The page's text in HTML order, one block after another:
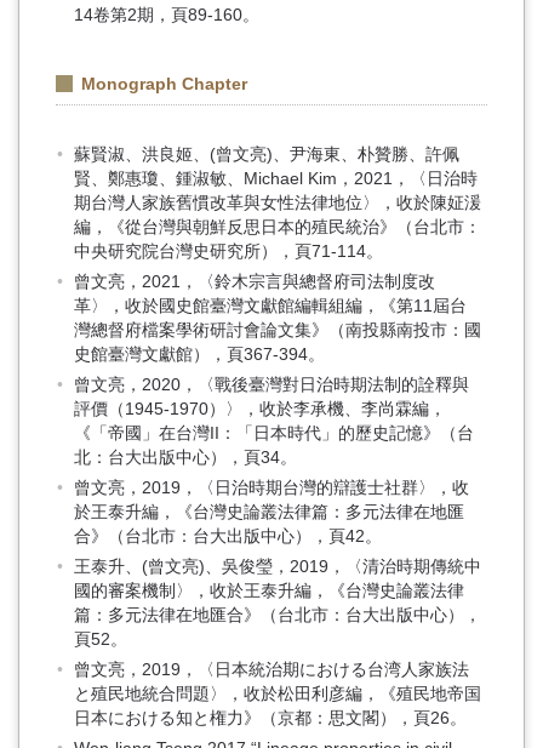
14卷第2期，頁89-160。
Monograph Chapter
蘇賢淑、洪良姬、(曾文亮)、尹海東、朴贊勝、許佩
賢、鄭惠瓊、鍾淑敏、Michael Kim，2021，〈日治時
期台灣人家族舊慣改革與女性法律地位〉，收於陳姃湲
編，《從台灣與朝鮮反思日本的殖民統治》（台北市：
中央研究院台灣史研究所），頁71-114。
曾文亮，2021，〈鈴木宗言與總督府司法制度改
革〉，收於國史館臺灣文獻館編輯組編，《第11屆台
灣總督府檔案學術研討會論文集》（南投縣南投市：國
史館臺灣文獻館），頁367-394。
曾文亮，2020，〈戰後臺灣對日治時期法制的詮釋與
評價（1945-1970）〉，收於李承機、李尚霖編，
《「帝國」在台灣II：「日本時代」的歷史記憶》（台
北：台大出版中心），頁34。
曾文亮，2019，〈日治時期台灣的辯護士社群〉，收
於王泰升編，《台灣史論叢法律篇：多元法律在地匯
合》（台北市：台大出版中心），頁42。
王泰升、(曾文亮)、吳俊瑩，2019，〈清治時期傳統中
國的審案機制〉，收於王泰升編，《台灣史論叢法律
篇：多元法律在地匯合》（台北市：台大出版中心），
頁52。
曾文亮，2019，〈日本統治期における台湾人家族法
と殖民地統合問題〉，收於松田利彦編，《殖民地帝国
日本における知と権力》（京都：思文閣），頁26。